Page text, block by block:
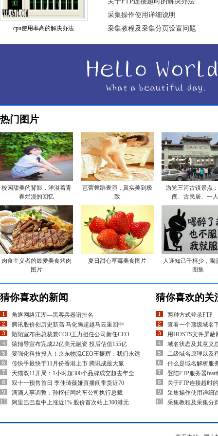
cpu使用率高的解决办法
采集操作使用详细说明
采集教程及采集分页设置问题
热门图片
校园甜美的背影，洋溢着青
春烂漫的回忆
芭蕾舞蹈表演，真实美到极
致
游览三河古镇景点
阁、古民居、一
肉食主义者的最爱美食烤肉
图片
夏日甜心草莓美食图片
人逢知己千杯少，喝
图集
猜你喜欢的新闻
角逐网络江湖―黑客兵器谱排名
腾讯股价创历史新高 马化腾超越马云重回中
陌陌宣布由总裁兼COO王力担任公司新任CEO
猿辅导宣布完成22亿美元融资 投后估值155亿
要强化科技投入！京东物流CEO王振辉：我们永远
传快手最快于11月份香港上市 腾讯成最大赢
天猫双11开局：1小时超300个品牌成交超去年全
双十一预售首日 李佳琦薇娅直播间带货近70
滴滴人事调整：孙枢任网约车公司执行总裁
阿里巴巴盘中上涨近1% 股价首次站上300港元
猜你喜欢的关
两种方式登录FTP
查看一个顶级域名
用HOSTS文件屏
域名状态及其意义
二级域名原理以及
什么是域名解析服
登陆FTP服务器
关于FTP连接超时
采集操作使用详细
采集教程及采集分